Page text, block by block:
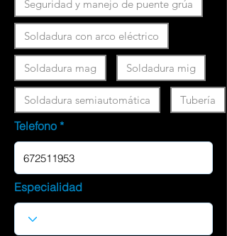
Seguridad y manejo de puente grúa
Soldadura con arco eléctrico
Soldadura mag Soldadura mig
Soldadura semiautomática Tubería
Telefono
Especialidad